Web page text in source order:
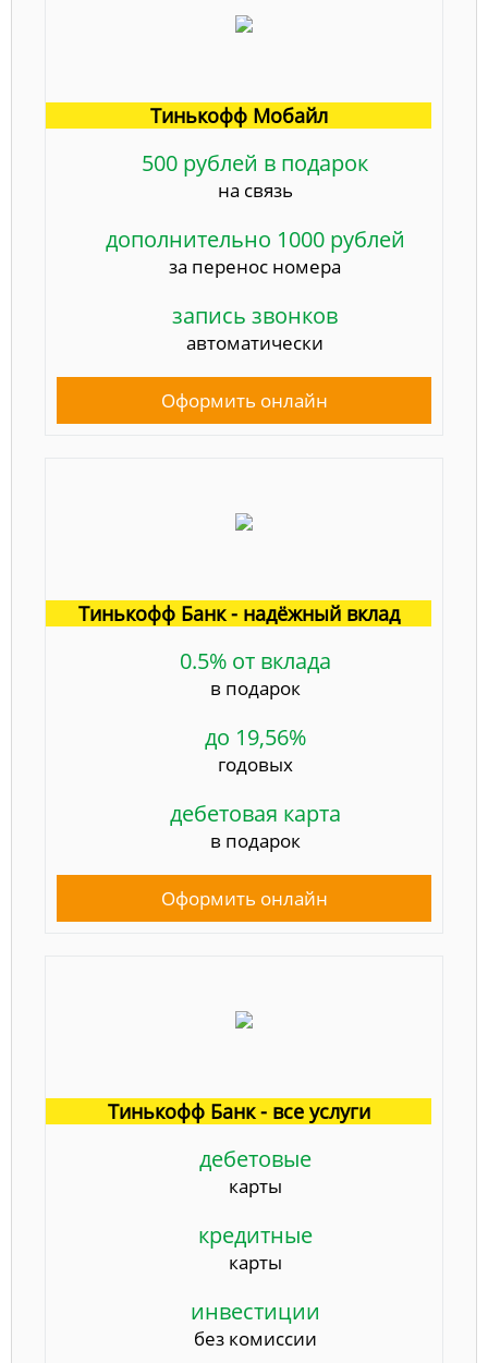
Тинькофф Мобайл
500 рублей в подарок
на связь
дополнительно 1000 рублей
за перенос номера
запись звонков
автоматически
Оформить онлайн
Тинькофф Банк - надёжный вклад
0.5% от вклада
в подарок
до 19,56%
годовых
дебетовая карта
в подарок
Оформить онлайн
Тинькофф Банк - все услуги
дебетовые
карты
кредитные
карты
инвестиции
без комиссии